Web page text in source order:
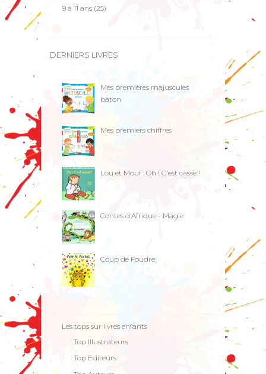
9 à 11 ans (25)
DERNIERS LIVRES
Mes premières majuscules
bâton
Mes premiers chiffres
Lou et Mouf : Oh ! C'est cassé !
Contes d'Afrique - Magie
Coup de Foudre
Les tops sur livres enfants
Top Illustrateurs
Top Editeurs